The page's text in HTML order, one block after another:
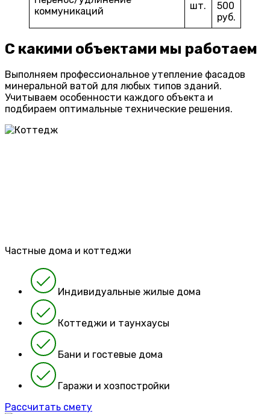
коммуникаций
шт.
500
руб.
С какими объектами мы работаем
Выполняем профессиональное утепление фасадов
минеральной ватой для любых типов зданий.
Учитываем особенности каждого объекта и
подбираем оптимальные технические решения.
Частные дома и коттеджи
Индивидуальные жилые дома
Коттеджи и таунхаусы
Бани и гостевые дома
Гаражи и хозпостройки
Рассчитать смету